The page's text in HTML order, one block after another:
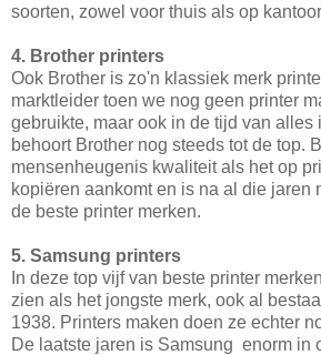
soorten, zowel voor thuis als op
4. Brother printers
Ook Brother is zo'n klassiek merk
marktleider toen we nog geen printer
gebruikte, maar ook in de tijd van alles
behoort Brother nog steeds tot de top.
mensenheugenis kwaliteit als het op
kopiëren aankomt en is na al die jaren
de beste printer merken.
5. Samsung printers
In deze top vijf van beste printer
zien als het jongste merk, ook al
1938. Printers maken doen ze echter
De laatste jaren is Samsung enorm in